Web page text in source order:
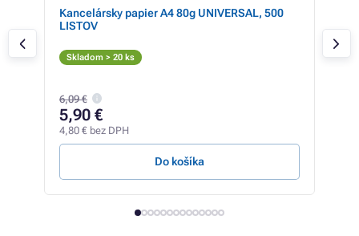
Kancelársky papier A4 80g UNIVERSAL, 500
LISTOV
Skladom > 20 ks
6,09 €
5,90 €
4,80 € bez DPH
Do košíka